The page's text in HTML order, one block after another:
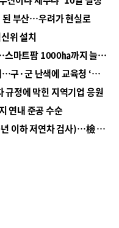
된 부산…우려가 현실로
위 설치
■ 경남 농정 비전 ‘잘 사는 농촌’…스마트팜 1000㏊까지 늘린다
■ 교육혁신선도지 공모 코앞인데…구·군 난색에 교육청 ‘쩔쩔’
정에 막힌 지역기업 응원
연내 준공 수순
■ 검사 신분 버리고 직급하향(10년 이하 저연차 검사)…檢 중수청행 기피